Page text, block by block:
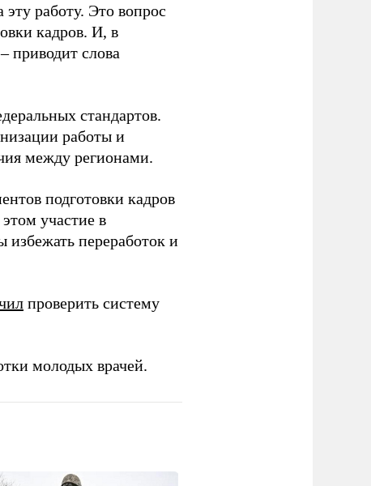
работу. Это вопрос
кадров. И, в
приводит слова
стандартов.
работы и
между регионами.
подготовки кадров
участие в
переработок и
проверить систему
молодых врачей.